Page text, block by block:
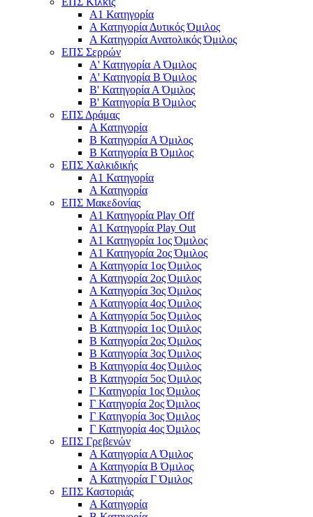
Α1 Κατηγορία
Α Κατηγορία Δυτικός Όμιλος
Α Κατηγορία Ανατολικός Όμιλος
ΕΠΣ Σερρών
Α' Κατηγορία A Όμιλος
Α' Κατηγορία Β Όμιλος
Β' Κατηγορία Α Όμιλος
Β' Κατηγορία Β Όμιλος
ΕΠΣ Δράμας
Α Κατηγορία
Β Κατηγορία Α Όμιλος
Β Κατηγορία Β Όμιλος
ΕΠΣ Χαλκιδικής
Α1 Κατηγορία
Α Κατηγορία
ΕΠΣ Μακεδονίας
Α1 Κατηγορία Play Off
Α1 Κατηγορία Play Out
Α1 Κατηγορία 1ος Όμιλος
Α1 Κατηγορία 2ος Όμιλος
Α Κατηγορία 1ος Όμιλος
Α Κατηγορία 2ος Όμιλος
Α Κατηγορία 3ος Όμιλος
Α Κατηγορία 4ος Όμιλος
Α Κατηγορία 5ος Όμιλος
Β Κατηγορία 1ος Όμιλος
Β Κατηγορία 2ος Όμιλος
Β Κατηγορία 3ος Όμιλος
Β Κατηγορία 4ος Όμιλος
Β Κατηγορία 5ος Όμιλος
Γ Κατηγορία 1ος Όμιλος
Γ Κατηγορία 2ος Όμιλος
Γ Κατηγορία 3ος Όμιλος
Γ Κατηγορία 4ος Όμιλος
ΕΠΣ Γρεβενών
Α Κατηγορία Α Όμιλος
Α Κατηγορία B Όμιλος
Α Κατηγορία Γ Όμιλος
ΕΠΣ Καστοριάς
Α Κατηγορία